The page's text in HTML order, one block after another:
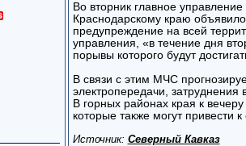
Во вторник главное
Краснодарскому краю
предупреждение на всей
управления, «в течение дня
порывы которого будут
В связи с этим МЧС
электропередачи, затруднения
В горных районах края к
которые также могут привести
Источник: Северный Кавказ